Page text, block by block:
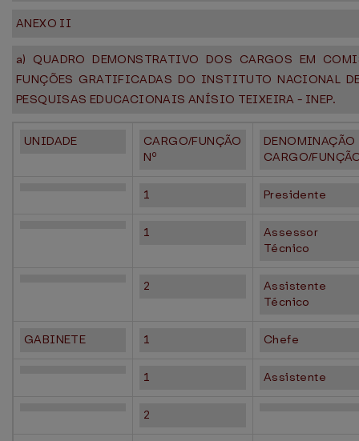
ANEXO II
a) QUADRO DEMONSTRATIVO DOS CARGOS EM
FUNÇÕES GRATIFICADAS DO INSTITUTO NACIONAL
PESQUISAS EDUCACIONAIS ANÍSIO TEIXEIRA - INEP.
UNIDADE
CARGO/FUNÇÃO
Nº
DENOMINAÇÃO
CARGO/
1 Presidente
1
Assessor
Técnico
2
Assistente
Técnico
GABINETE 1 Chefe
1 Assistente
2